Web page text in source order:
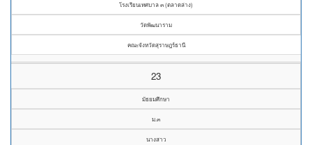
โรงเรียนเทศบาล ๓ (ตลาดล่าง)
วัดพัฒนาราม
คณะจังหวัดสุราษฎร์ธานี
23
มัธยมศึกษา
ม.๓
นางสาว